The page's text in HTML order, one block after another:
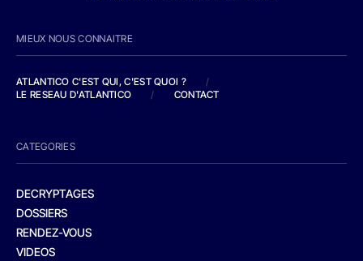
MIEUX NOUS CONNAITRE
ATLANTICO C'EST QUI, C'EST QUOI ?
/
LE RESEAU D'ATLANTICO
/ CONTACT
CATEGORIES
DECRYPTAGES
DOSSIERS
RENDEZ-VOUS
VIDEOS